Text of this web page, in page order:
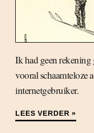
Ik had geen rekening
vooral schaamteloze
internetgebruiker.
LEES VERDER »